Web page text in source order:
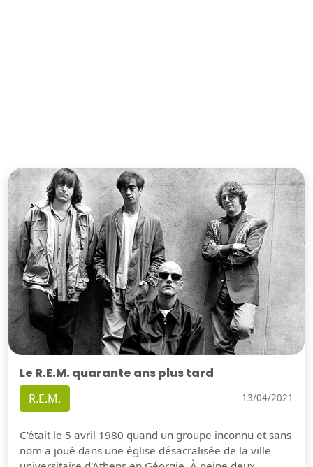
Le R.E.M. quarante ans plus tard
R.E.M. 13/04/2021
C'était le 5 avril 1980 quand un groupe inconnu et sans
nom a joué dans une église désacralisée de la ville